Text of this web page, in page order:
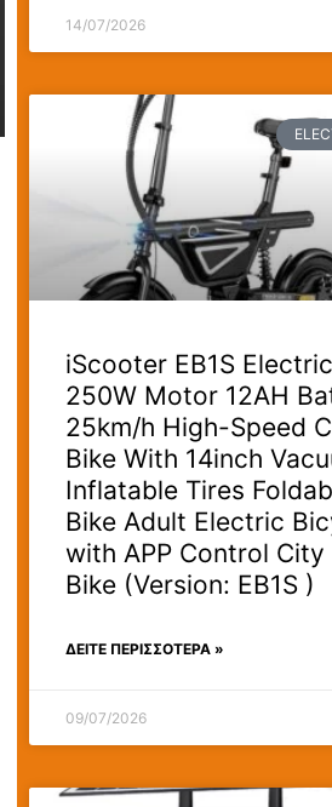
14/07/2026
iScooter EB1S
250W Motor 12AH
25km/h High-Speed
Bike With 14inch
Inflatable Tires
Bike Adult Electric
with APP Control City
Bike (Version: EB1S )
ΔΕΊΤΕ ΠΕΡΙΣΣΟΤΕΡΑ »
09/07/2026